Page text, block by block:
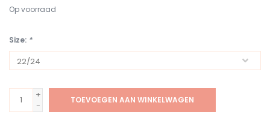
Op voorraad
Size: *
+
-
TOEVOEGEN AAN WINKELWAGEN